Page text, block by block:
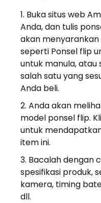
Buka situs web
Anda, dan tulis
akan
seperti Ponsel flip
untuk manula, atau
salah satu yang
Anda beli.
Anda akan
model ponsel flip.
untuk
item ini.
Bacalah dengan
spesifikasi produk,
kamera, timing
dll.